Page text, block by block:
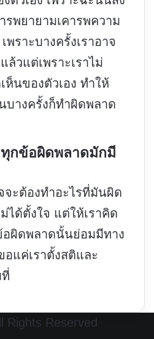
รพยายามเคารพความ
พราะบางครั้งเราอาจ
ล้วแต่เพราะเราไม่
ห็นของตัวเอง ทำให้
นบางครั้งก็ทำผิดพลาด
ทุกข้อผิดพลาดมักมี
จะต้องทำอะไรที่มันผิด
ได้ตั้งใจ แต่ให้เราคิด
อผิดพลาดนั้นย่อมมีทาง
แค่เราตั้งสติและ
Rights Reserved